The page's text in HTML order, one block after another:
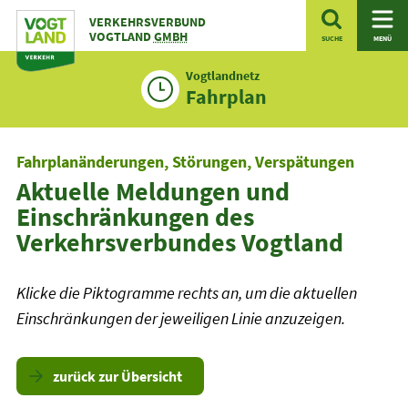
Zum
Inhalt
VERKEHRSVERBUND
VOGTLANDGMBH SUCHE MENÜ
Vogtlandnetz
Fahrplan
Fahrplanänderungen, Störungen, Verspätungen
Aktuelle Meldungen und
Einschränkungen des
Verkehrsverbundes Vogtland
Klicke die Piktogramme rechts an, um die aktuellen
Einschränkungen der jeweiligen Linie anzuzeigen.
zurück zur Übersicht